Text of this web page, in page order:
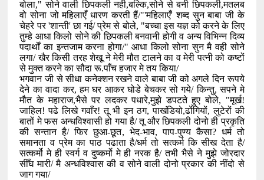
बोला," सोने वाली छिपकली नही,बल्कि,सोने से बनी छिपकली,मतलब
वो सोना जो महिलाएँ धारण करती हैं/"'महिलाएँ' शब्द सुन बाबा जी के
चेहरे पर 'शान्ती' छा गई/ प्रेम से बोले, "बच्चा इस यज्ञ को करने के लिए
तुम्हे आधा किलो सोने की छिपकली बनवानी होगी व अन्य विभिन्न दिव्य
पदार्थों का इन्तजाम करना होगा/" आधा किलो सोना सुन मै वही सोने
लगा/ खैर किसी तरह शेखू ने मेरी मौत टालने का व मेरी पत्नी को कष्टों
से मुक्त करने का सौदा रू.पाँच हजार मे तय किया/
भगवान जी से सीधा कनेक्शन रखने वाले बाबा जी को अगले दिन रूपये
देने का वादा कर, हम घर आकर घोडे बेचकर सो गये/ किन्तु, सपने मे
मौत के महाराज,भैसे पर लदकर पधारे,मुझे डपटते हुए बोले, "मूर्ख!
जाहिल! पढे लिखे गवाँर! तू भी इन ठग, पाखंडियो,ढोंगियों, लुटेरों की
बातों मे फस अन्धविश्वासी हो गया है/ तू और छिपकली दोनो ही प्रकृति
की सन्तान है/ फिर छुआ-छूत, भेद-भाव, पाप-पुण्य कैसा? धर्म तो
समानता व प्रेम का पाठ पढाता है/धर्म तो सत्कर्म कि सीख देता है/
सत्कर्मो मे ही स्वर्ग व दुष्कर्मो मे ही नरक है/ तभी भैसे ने मुझे जोरदार
सीँघ मारी/ मै अन्धविश्वास की व सोने वाली दोनो प्रकार की नींदो से
जाग गया/